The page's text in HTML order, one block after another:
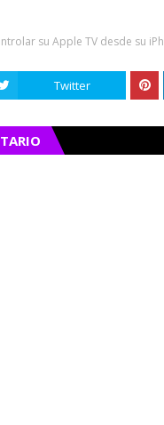
su Apple TV desde su
Twitter